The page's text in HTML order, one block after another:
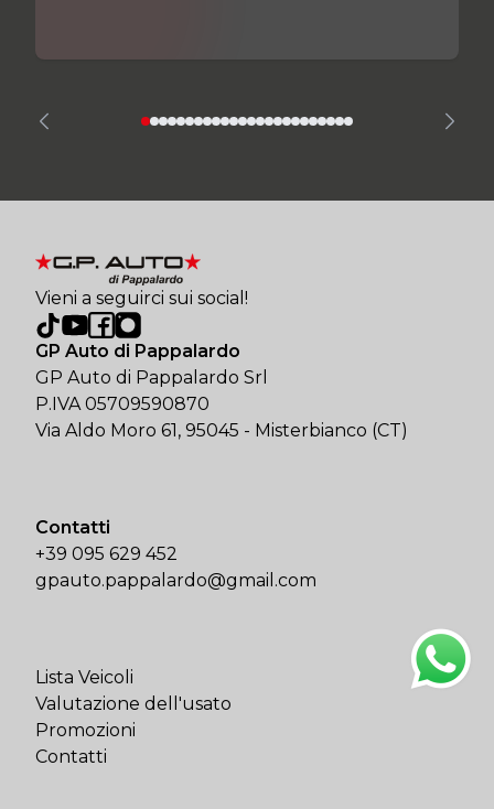
Vieni a seguirci sui social!
GP Auto di Pappalardo
GP Auto di Pappalardo Srl
P.IVA 05709590870
Via Aldo Moro 61, 95045 - Misterbianco (CT)
Contatti
+39 095 629 452
gpauto.pappalardo@gmail.com
Lista Veicoli
Valutazione dell'usato
Promozioni
Contatti